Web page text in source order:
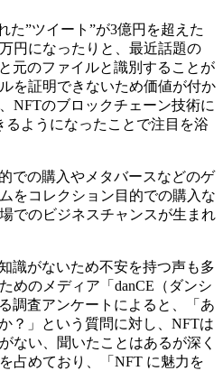
た”ツイート”が3億円を超えた
円になったりと、最近話題の
元のファイルと識別することが
を証明できないため価値が付か
NFTのブロックチェーン技術に
るようになったことで注目を浴
での購入やメタバースなどのゲ
をコレクション目的での購入な
でのビジネスチャンスが生まれ
識がないため不安を持つ声も多
めのメディア「danCE（ダンシ
調査アンケートによると、「あ
？」という質問に対し、NFTは
ない、聞いたことはあるが深く
占めており、「NFT に魅⼒を